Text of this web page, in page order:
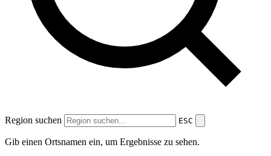
Region suchen ESC
Gib einen Ortsnamen ein, um Ergebnisse zu sehen.